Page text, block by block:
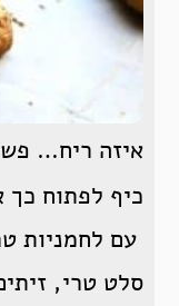
איזה ריח…
כיף לפתוח
עם לחמניות
סלט טרי,